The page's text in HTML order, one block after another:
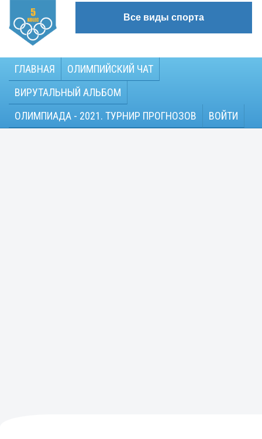
Все виды спорта
ГЛАВНАЯ
ОЛИМПИЙСКИЙ ЧАТ
ВИРУТАЛЬНЫЙ АЛЬБОМ
ОЛИМПИАДА - 2021. ТУРНИР ПРОГНОЗОВ
ВОЙТИ